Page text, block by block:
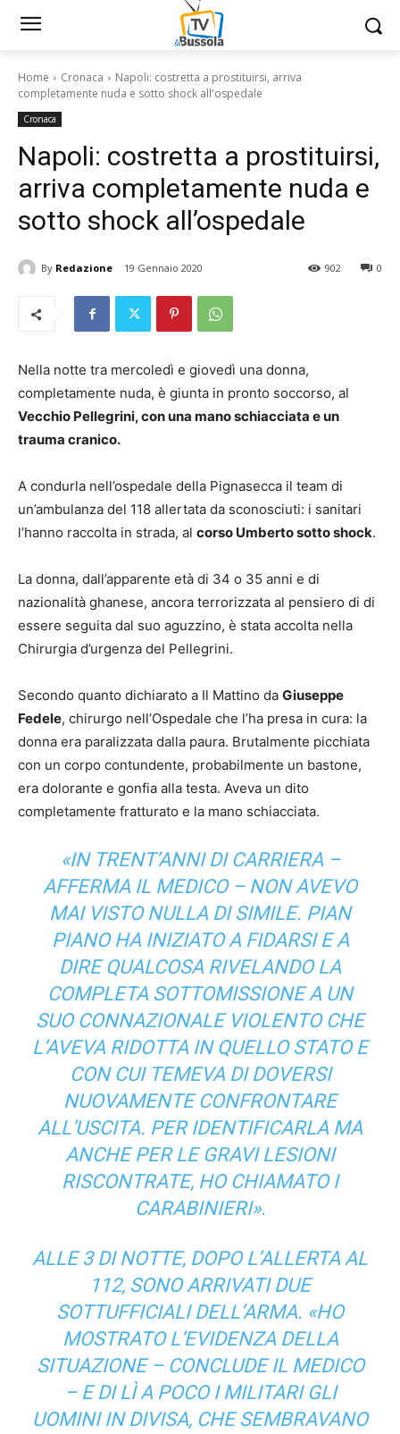
Home Cronaca
Napoli: costretta a prostituirsi, arriva
completamente nuda e sotto shock all'ospedale
Cronaca
Napoli: costretta a prostituirsi,
arriva completamente nuda e
sotto shock all’ospedale
By Redazione 19 Gennaio 2020 0
902
Nella notte tra mercoledì e giovedì una donna,
completamente nuda, è giunta in pronto soccorso, al
Vecchio Pellegrini, con una mano schiacciata e un
trauma cranico.
A condurla nell’ospedale della Pignasecca il team di
un’ambulanza del 118 allertata da sconosciuti: i sanitari
l’hanno raccolta in strada, al corso Umberto sotto shock.
La donna, dall’apparente età di 34 o 35 anni e di
nazionalità ghanese, ancora terrorizzata al pensiero di di
essere seguita dal suo aguzzino, è stata accolta nella
Chirurgia d’urgenza del Pellegrini.
Secondo quanto dichiarato a Il Mattino da Giuseppe
Fedele, chirurgo nell’Ospedale che l’ha presa in cura: la
donna era paralizzata dalla paura. Brutalmente picchiata
con un corpo contundente, probabilmente un bastone,
era dolorante e gonfia alla testa. Aveva un dito
completamente fratturato e la mano schiacciata.
«IN TRENT’ANNI DI CARRIERA –
AFFERMA IL MEDICO – NON AVEVO
MAI VISTO NULLA DI SIMILE. PIAN
PIANO HA INIZIATO A FIDARSI E A
DIRE QUALCOSA RIVELANDO LA
COMPLETA SOTTOMISSIONE A UN
SUO CONNAZIONALE VIOLENTO CHE
L’AVEVA RIDOTTA IN QUELLO STATO E
CON CUI TEMEVA DI DOVERSI
NUOVAMENTE CONFRONTARE
ALL’USCITA. PER IDENTIFICARLA MA
ANCHE PER LE GRAVI LESIONI
RISCONTRATE, HO CHIAMATO I
CARABINIERI».
ALLE 3 DI NOTTE, DOPO L’ALLERTA AL
112, SONO ARRIVATI DUE
SOTTUFFICIALI DELL’ARMA. «HO
MOSTRATO L’EVIDENZA DELLA
SITUAZIONE – CONCLUDE IL MEDICO
– E DI LÌ A POCO I MILITARI GLI
UOMINI IN DIVISA, CHE SEMBRAVANO